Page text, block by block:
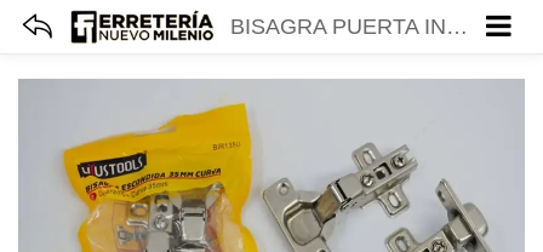
BISAGRA PUERTA INTEGRAL PARCHE 35MM(PAR) UYUSTOOLS BIR135U